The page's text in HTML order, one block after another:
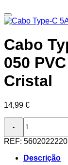
Cabo
050
Cristal
14,99 €
Quantidade
Cabo
REF:
Descrição